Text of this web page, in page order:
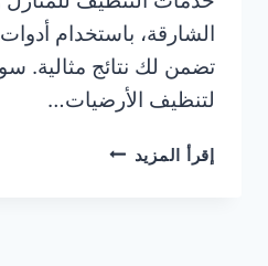
الشارقة، باستخدام
تضمن لك نتائج مثالية.
لتنظيف الأرضيات…
إقرأ المزيد شركة